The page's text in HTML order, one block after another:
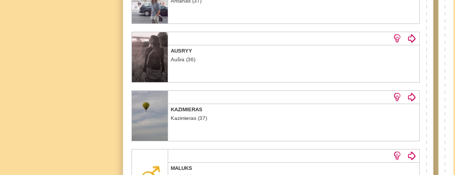
AUSRYY
Aušra (36)
KAZIMIERAS
Kazimieras (37)
MALUKS